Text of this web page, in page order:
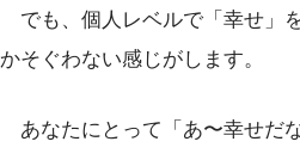
でも、個人レベルで「幸せ」
かそぐわない感じがします。
あなたにとって「あ〜幸せだ